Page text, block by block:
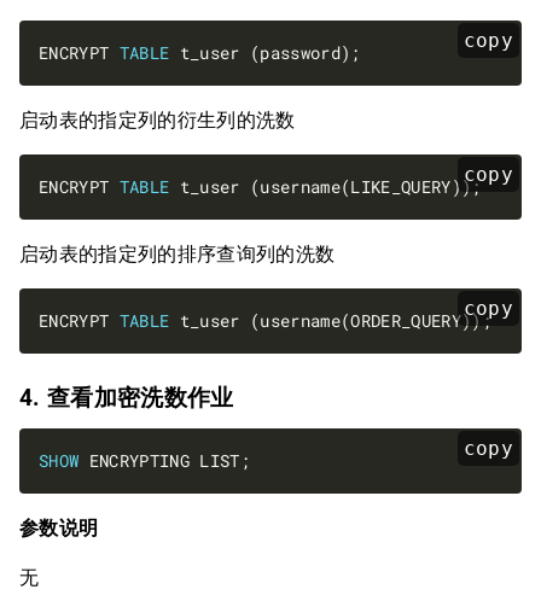
copy
ENCRYPT TABLE
启动表的指定列的衍生列的洗数
copy
ENCRYPT TABLE t_user (username(LIKE_QUERY));
启动表的指定列的排序查询列的洗数
copy
ENCRYPT TABLE t_user (username(ORDER_QUERY));
4. 查看加密洗数作业
copy
SHOW
参数说明
无